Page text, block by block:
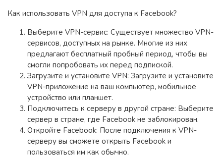
Как использовать VPN для доступа к Facebook?
Выберите VPN-сервис: Существует множество VPN-
сервисов, доступных на рынке. Многие из них
предлагают бесплатный пробный период, чтобы вы
смогли попробовать их перед подпиской.
Загрузите и установите VPN: Загрузите и установите
VPN-приложение на ваш компьютер, мобильное
устройство или планшет.
Подключитесь к серверу в другой стране: Выберите
сервер в стране, где Facebook не заблокирован.
Откройте Facebook: После подключения к VPN-
серверу вы сможете открыть Facebook и
пользоваться им как обычно.